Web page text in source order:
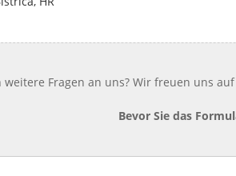
weitere Fragen an uns? Wir freuen uns
Bevor Sie das